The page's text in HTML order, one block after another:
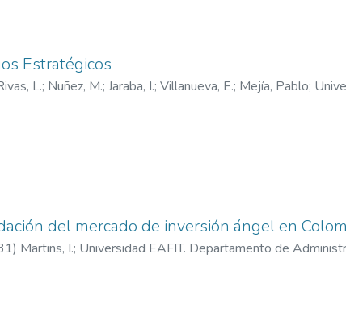
Estratégicos
L.; Nuñez, M.; Jaraba, I.; Villanueva, E.; Mejía, Pablo;
del mercado de inversión ángel en
) Martins, I.; Universidad EAFIT. Departamento de